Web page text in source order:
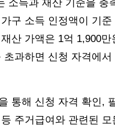
소득과 재산 기준을 충
구 소득 인정액이 기
산 가액은 1억 1,900
초과하면 신청 자격에
통해 신청 자격 확인,
주거급여와 관련된 모